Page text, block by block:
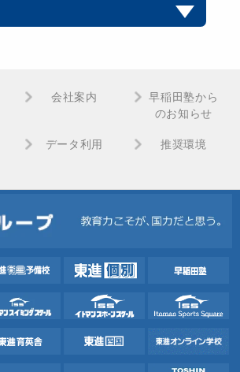
会社案内
早稲田塾から
のお知らせ
データ利用 推奨環境